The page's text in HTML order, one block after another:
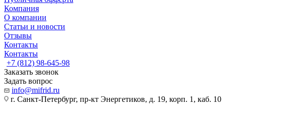
Компания
О компании
Статьи и новости
Отзывы
Контакты
Контакты
+7 (812) 98-645-98
Заказать звонок
Задать вопрос
info@mifrid.ru
г. Санкт-Петербург, пр-кт Энергетиков, д. 19, корп. 1, каб. 10